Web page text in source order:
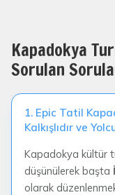
Kapadokya
Sorulan
1. Epic Tatil
Kalkışlıdır ve
Kapadokya kültür
düşünülerek başta
olarak